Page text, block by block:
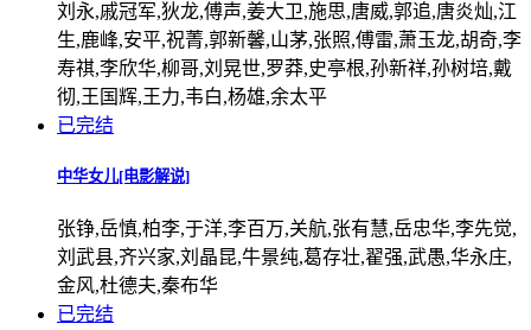
刘永,戚冠军,狄龙,傅声,姜大卫,施思,唐威,郭追,唐炎灿,江
生,鹿峰,安平,祝菁,郭新馨,山茅,张照,傅雷,萧玉龙,胡奇,李
寿祺,李欣华,柳哥,刘晃世,罗莽,史亭根,孙新祥,孙树培,戴
彻,王国辉,王力,韦白,杨雄,余太平
已完结
中华女儿[电影解说]
张铮,岳慎,柏李,于洋,李百万,关航,张有慧,岳忠华,李先觉,
刘武县,齐兴家,刘晶昆,牛景纯,葛存壮,翟强,武愚,华永庄,
金风,杜德夫,秦布华
已完结